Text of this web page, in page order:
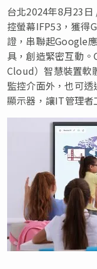
台北2024年8月23日
控螢幕IFP53，獲得
證，串聯起Google
具，創造緊密互動
Cloud）智慧裝置軟
監控介面外，也可
顯示器，讓IT管理者